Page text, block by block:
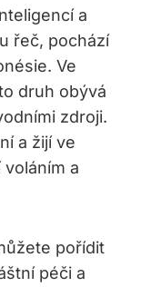
a
řeč, pochází
Ve
druh obývá
zdroji.
a žijí ve
a
pořídit
péči a